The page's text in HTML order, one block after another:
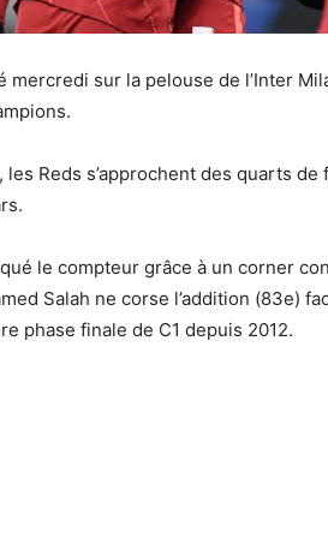
mercredi sur la pelouse de l’Inter
Reds s’approchent des quarts de
le compteur grâce à un corner
Salah ne corse l’addition (83e)
phase finale de C1 depuis 2012.